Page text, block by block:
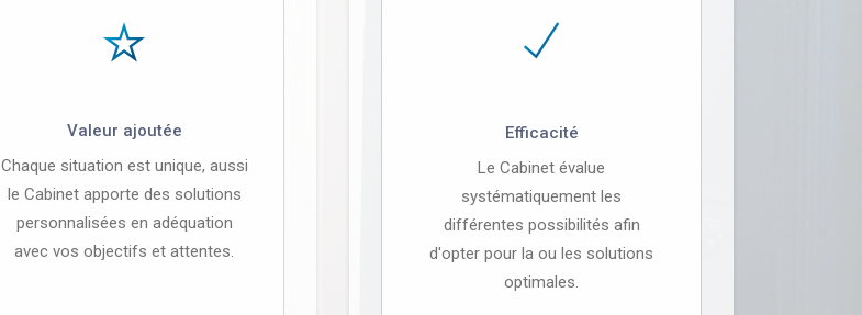
Valeur ajoutée
Chaque situation est unique, aussi
le Cabinet apporte des solutions
personnalisées en adéquation
avec vos objectifs et attentes.
Efficacité
Le Cabinet évalue
systématiquement les
différentes possibilités afin
d'opter pour la ou les solutions
optimales.